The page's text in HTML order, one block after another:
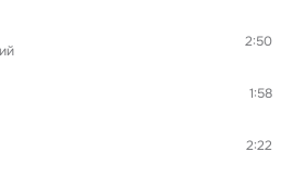
2:50
1:58
2:22